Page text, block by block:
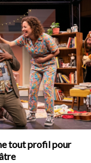
tout profil pour